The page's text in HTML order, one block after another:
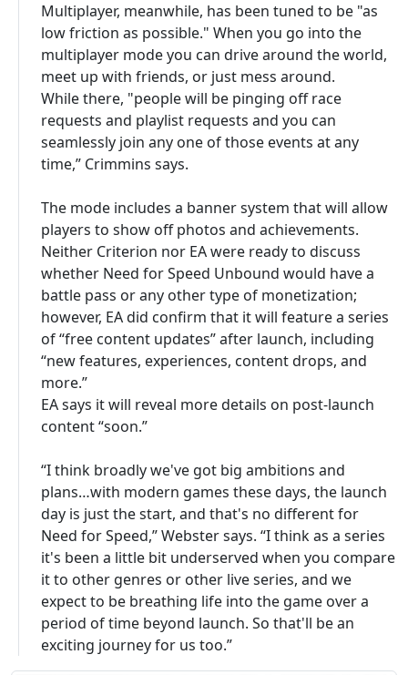
Multiplayer, meanwhile, has been tuned to be "as
low friction as possible." When you go into the
multiplayer mode you can drive around the world,
meet up with friends, or just mess around.
While there, "people will be pinging off race
requests and playlist requests and you can
seamlessly join any one of those events at any
time,” Crimmins says.
The mode includes a banner system that will allow
players to show off photos and achievements.
Neither Criterion nor EA were ready to discuss
whether Need for Speed Unbound would have a
battle pass or any other type of monetization;
however, EA did confirm that it will feature a series
of “free content updates” after launch, including
“new features, experiences, content drops, and
more.”
EA says it will reveal more details on post-launch
content “soon.”
“I think broadly we've got big ambitions and
plans…with modern games these days, the launch
day is just the start, and that's no different for
Need for Speed,” Webster says. “I think as a series
it's been a little bit underserved when you compare
it to other genres or other live series, and we
expect to be breathing life into the game over a
period of time beyond launch. So that'll be an
exciting journey for us too.”